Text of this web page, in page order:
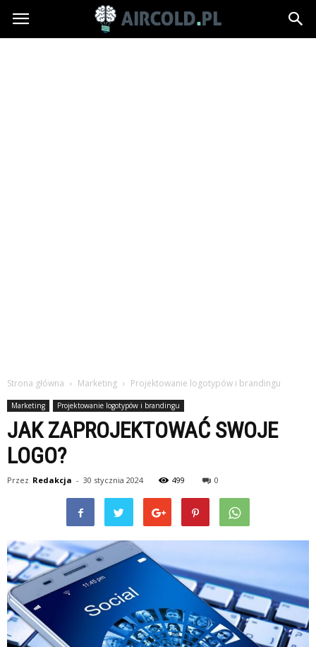
Aircold.pl
Strona główna Marketing Projektowanie logotypów i brandingu
Marketing Projektowanie logotypów i brandingu
JAK ZAPROJEKTOWAĆ SWOJE
LOGO?
Przez Redakcja - 30 stycznia 2024 499 0